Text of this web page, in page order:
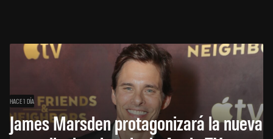
HACE 1 DÍA
James Marsden protagonizará la nueva